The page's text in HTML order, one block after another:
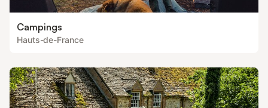
Campings
Hauts-de-France